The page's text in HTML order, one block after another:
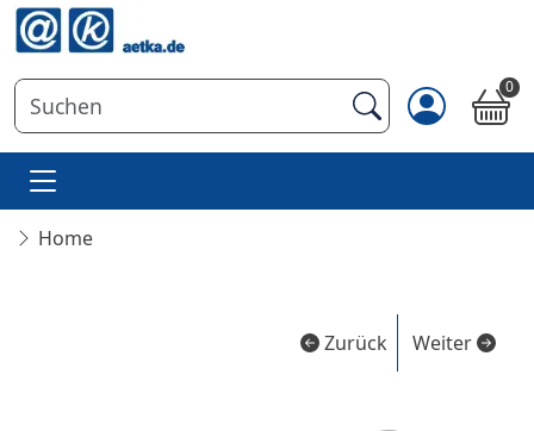
0
Home
Zurück Weiter